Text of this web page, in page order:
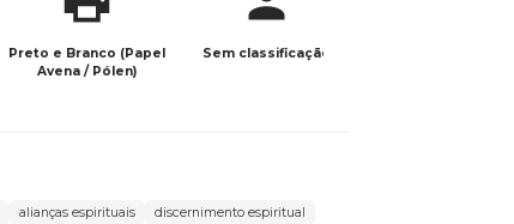
Preto e Branco (Papel
Avena / Pólen)
Sem classificação
alianças espirituais
discernimento espiritual